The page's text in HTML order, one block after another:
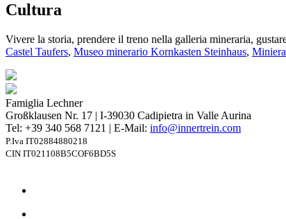
Cultura
Vivere la storia, prendere il treno nella galleria mineraria,
Castel Taufers, Museo minerario Kornkasten Steinhaus,
Famiglia Lechner
Großklausen Nr. 17 | I-39030 Cadipietra in Valle Aurina
Tel: +39 340 568 7121 | E-Mail: info@innertrein.com
P.Iva IT02884880218
CIN IT021108B5COF6BD5S